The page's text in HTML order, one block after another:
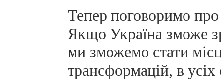
Тепер поговоримо
Якщо Україна зможе
ми зможемо стати
трансформацій, в